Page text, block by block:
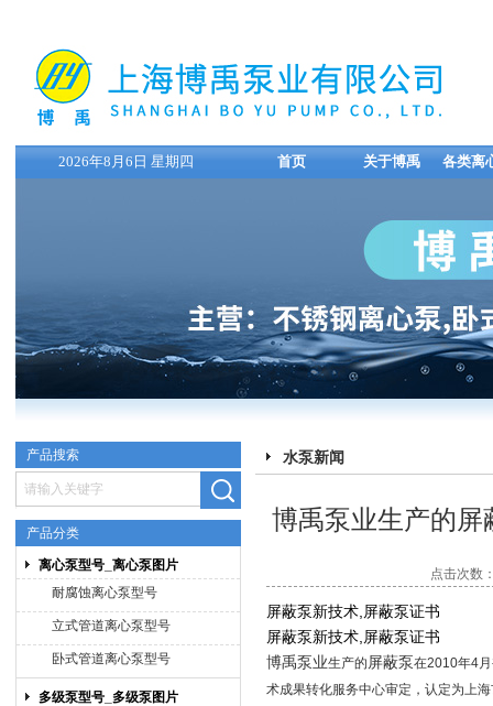
上海博禹泵业有限公司
2026年8月6日 星期四 首页 关于博禹 各类离
产品搜索
产品分类
离心泵型号_离心泵图片
耐腐蚀离心泵型号
立式管道离心泵型号
卧式管道离心泵型号
多级泵型号_多级泵图片
水泵新闻
博禹泵业生产的屏
点击次数
屏蔽泵新技术,屏蔽泵证书
屏蔽泵新技术,屏蔽泵证书
博禹泵业生产的 屏蔽泵在2010年4
术成果转化服务中心审定，认定为上